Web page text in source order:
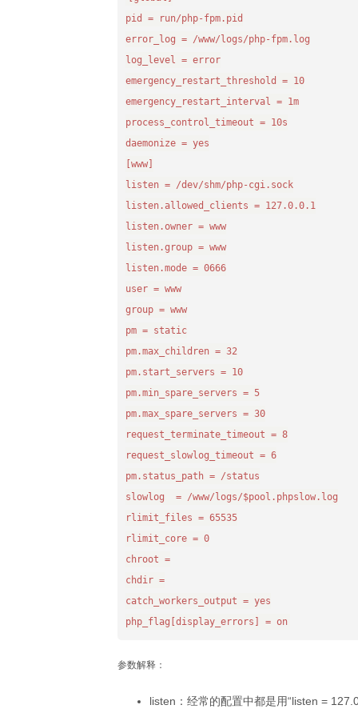
pid = run/php-fpm.pid
error_log = /www/logs/php-fpm.log
log_level = error
emergency_restart_threshold = 10
emergency_restart_interval = 1m
process_control_timeout = 10s
daemonize = yes
[www]
listen = /dev/shm/php-cgi.sock
listen.allowed_clients = 127.0.0.1
listen.owner = www
listen.group = www
listen.mode = 0666
user = www
group = www
pm = static
pm.max_children = 32
pm.start_servers = 10
pm.min_spare_servers = 5
pm.max_spare_servers = 30
request_terminate_timeout = 8
request_slowlog_timeout = 6
pm.status_path = /status
slowlog  = /www/logs/$pool.phpslow.log
rlimit_files = 65535
rlimit_core = 0
chroot =
chdir =
catch_workers_output = yes
参数解释：
listen：经常的配置中都是用“listen =